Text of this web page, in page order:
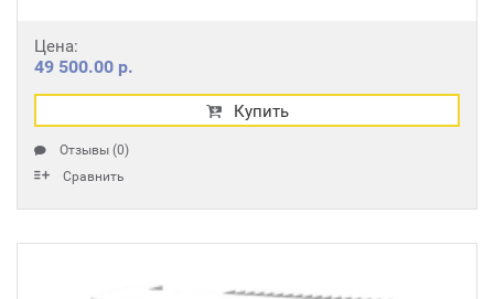
Цена:
49 500.00 р.
Купить
Отзывы (0)
Сравнить